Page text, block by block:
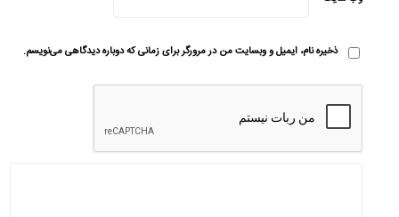
ذخیره نام، ایمیل و وبسایت من در مرورگر برای زمانی که دوباره دیدگاهی می‌نویسم.